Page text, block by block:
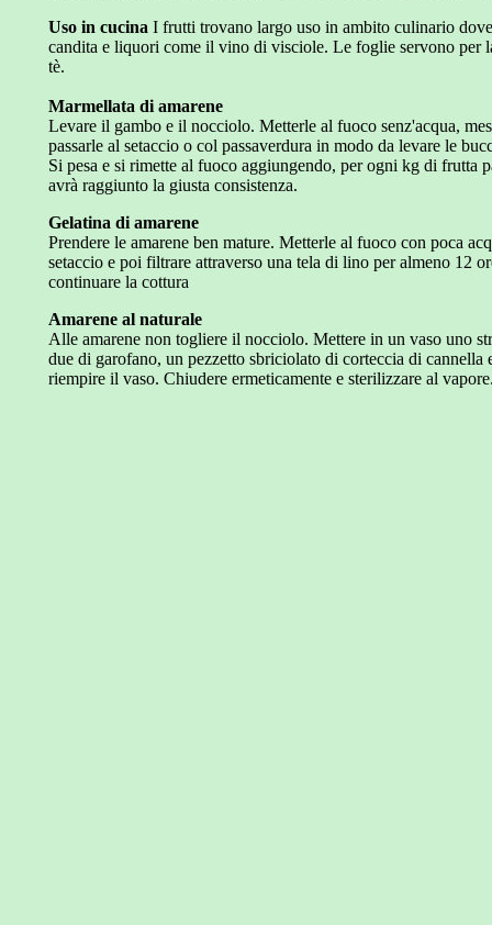
Uso in cucina I frutti trovano largo uso in ambito culinario
candita e liquori come il vino di visciole. Le foglie servono per
tè.
Marmellata di amarene
Levare il gambo e il nocciolo. Metterle al fuoco senz'acqua,
passarle al setaccio o col passaverdura in modo da levare le
Si pesa e si rimette al fuoco aggiungendo, per ogni kg di frutta
avrà raggiunto la giusta consistenza.
Gelatina di amarene
Prendere le amarene ben mature. Metterle al fuoco con poca
setaccio e poi filtrare attraverso una tela di lino per almeno 12
continuare la cottura
Amarene al naturale
Alle amarene non togliere il nocciolo. Mettere in un vaso uno
due di garofano, un pezzetto sbriciolato di corteccia di cannella
riempire il vaso. Chiudere ermeticamente e sterilizzare al